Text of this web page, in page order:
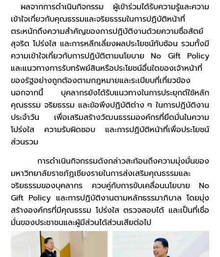
ผลจากการดำเนินกิจกรรม ผู้เข้าร่วมได้รับความรู้และความ
เข้าใจเกี่ยวกับคุณธรรมและจริยธรรมในการปฏิบัติหน้าที่
ตระหนักถึงความสำคัญของการปฏิบัติงานด้วยความซื่อสัตย์
สุจริต โปร่งใส และการหลีกเลี่ยงผลประโยชน์ทับซ้อน รวมทั้งมี
ความเข้าใจเกี่ยวกับการปฏิบัติตามนโยบาย No Gift Policy
และแนวทางการรับทรัพย์สินหรือประโยชน์อื่นใดของเจ้าหน้าที่
ของรัฐอย่างถูกต้องตามกฎหมายและระเบียบที่เกี่ยวข้อง
นอกจากนี้ บุคลากรยังได้รับแนวทางในการประยุกต์ใช้หลัก
คุณธรรม จริยธรรม และข้อพึงปฏิบัติต่าง ๆ ในการปฏิบัติงาน
ประจำวัน เพื่อเสริมสร้างวัฒนธรรมองค์กรที่ยึดมั่นในความ
โปร่งใส ความรับผิดชอบ และการปฏิบัติหน้าที่เพื่อประโยชน์
ส่วนรวม
การดำเนินกิจกรรมดังกล่าวสะท้อนถึงความมุ่งมั่นของ
มหาวิทยาลัยราชภัฏเชียงรายในการส่งเสริมคุณธรรมและ
จริยธรรมของบุคลากร ควบคู่กับการขับเคลื่อนนโยบาย No
Gift Policy และการปฏิบัติงานตามหลักธรรมาภิบาล โดยมุ่ง
สร้างองค์กรที่มีคุณธรรม โปร่งใส ตรวจสอบได้ และเป็นที่เชื่อ
มั่นของประชาชนและผู้มีส่วนได้ส่วนเสียต่อไป